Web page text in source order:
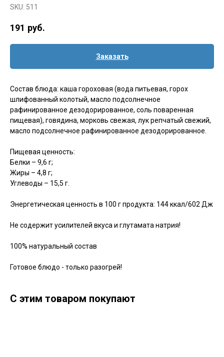
SKU: 511
191 руб.
Заказать
Состав блюда: каша гороховая (вода питьевая, горох
шлифованный колотый, масло подсолнечное
рафинированное дезодорированное, соль поваренная
пищевая), говядина, морковь свежая, лук репчатый свежий,
масло подсолнечное рафинированное дезодорированное.
Пищевая ценность:
Белки – 9,6 г;
Жиры – 4,8 г;
Углеводы – 15,5 г.
Энергетическая ценность в 100 г продукта: 144 ккал/602 Дж
Не содержит усилителей вкуса и глутамата натрия!
100% натуральный состав
Готовое блюдо - только разогрей!
С этим товаром покупают